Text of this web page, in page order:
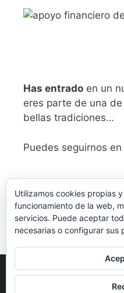
Has entrado en un
eres parte de una
bellas tradiciones…
Puedes seguirnos en
Aviso legaly
Utilizamos cookies propias
funcionamiento de la web,
servicios. Puede aceptar
necesarias o configurar sus